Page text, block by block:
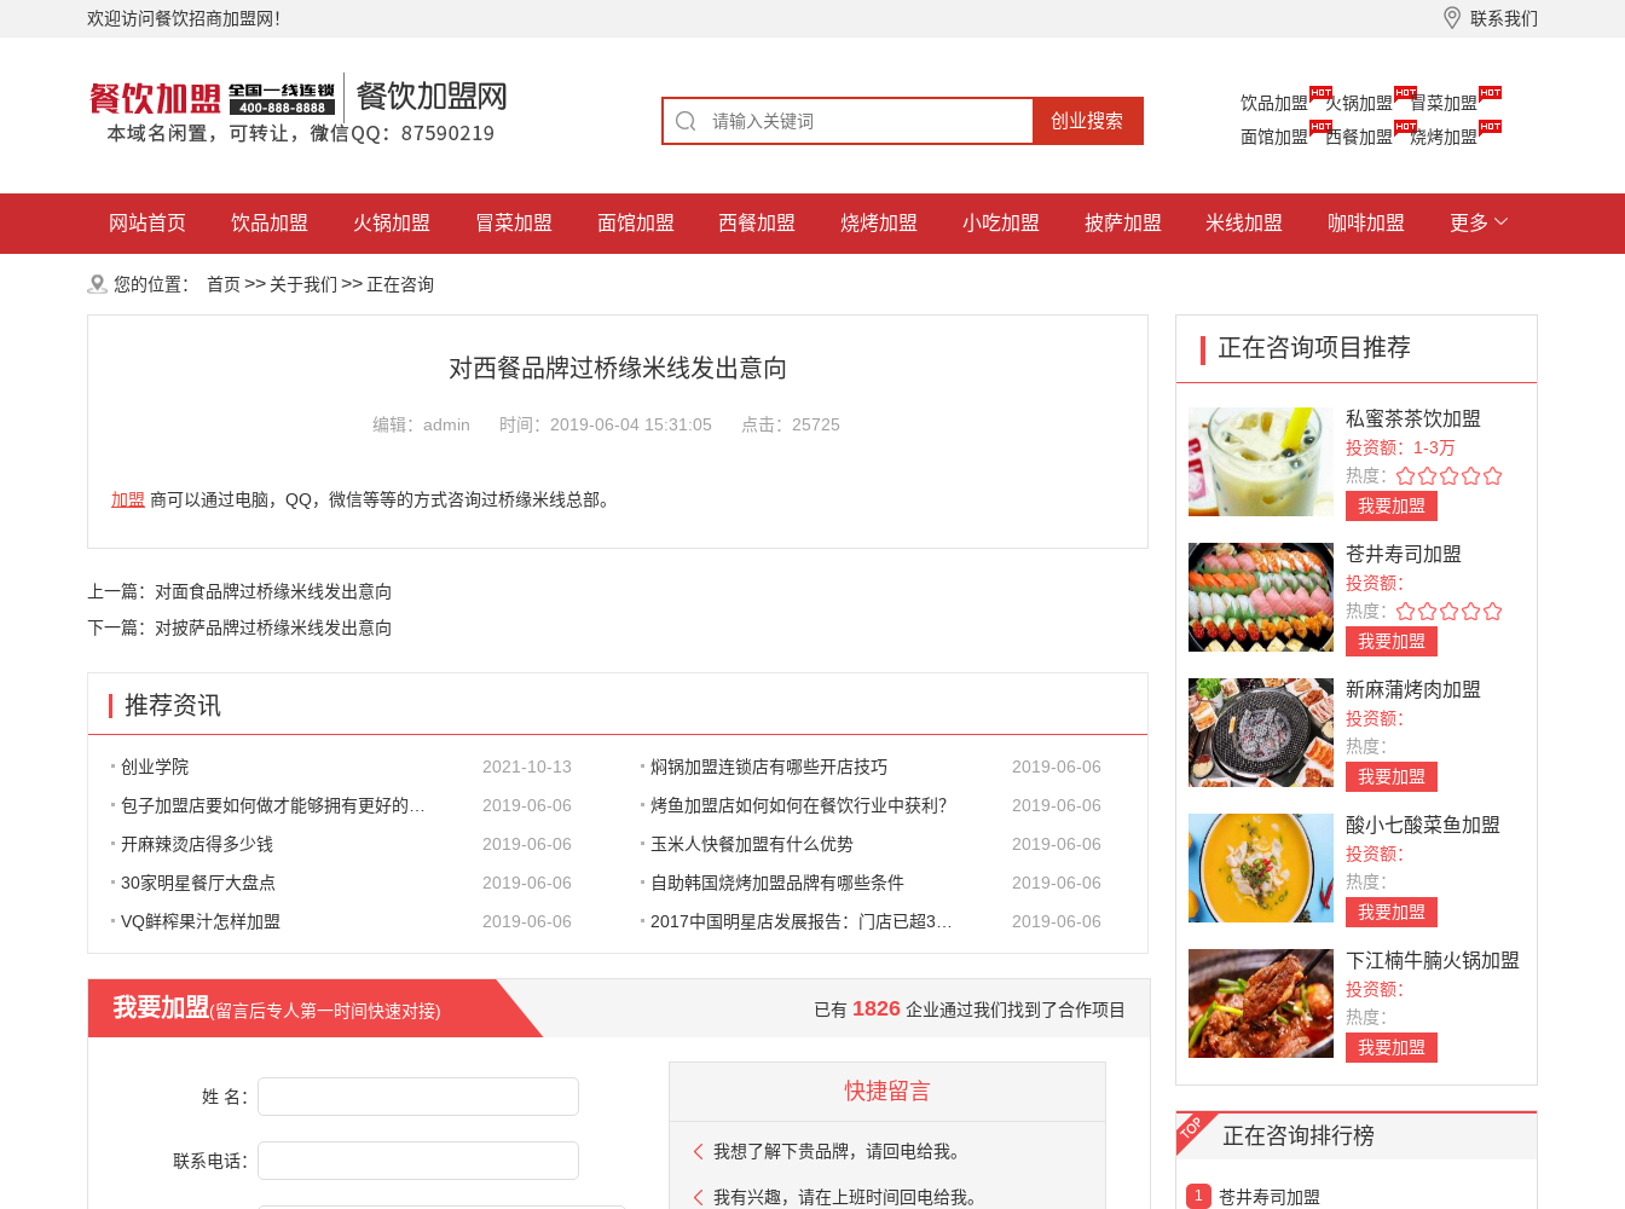
欢迎访问餐饮招商加盟网！ 联系我们
饮品加盟 火锅加盟
冒菜加盟
面馆加盟
西餐加盟 烧烤加盟
网站首页 饮品加盟 火锅加盟 冒菜加盟 面馆加盟 西餐加盟 烧烤加盟 小吃加盟 披萨加盟 米线加盟 咖啡加盟 更多
您的位置： 首页 >> 关于我们 >> 正在咨询
对西餐品牌过桥缘米线发出意向
编辑：admin 时间：2019-06-04 15:31:05 点击：25725
加盟 商可以通过电脑，QQ，微信等等的方式咨询过桥缘米线总部。
上一篇： 对面食品牌过桥缘米线发出意向
下一篇： 对披萨品牌过桥缘米线发出意向
推荐资讯
创业学院 2021-10-13 焖锅加盟连锁店有哪些开店技巧
2019-06-06
包子加盟店要如何做才能够拥有更好的生意呢?
2019-06-06 烤鱼加盟店如何如何在餐饮行业中获利？
2019-06-06
开麻辣烫店得多少钱
2019-06-06 玉米人快餐加盟有什么优势
2019-06-06
30家明星餐厅大盘点
2019-06-06 自助韩国烧烤加盟品牌有哪些条件
2019-06-06
VQ鲜榨果汁怎样加盟
2019-06-06 2017中国明星店发展报告：门店已超300家 首选餐饮 2019-06-06
我要加盟(留言后专人第一时间快速对接) 已有 1826 企业通过我们找到了合作项目
姓 名：
联系电话：
快捷留言
我想了解下贵品牌，请回电给我。
我有兴趣，请在上班时间回电给我。
正在咨询项目推荐
私蜜茶茶饮加盟
投资额：1-3万
热度：
我要加盟
苍井寿司加盟
投资额：
热度：
我要加盟
新麻蒲烤肉加盟
投资额：
热度：
我要加盟
酸小七酸菜鱼加盟
投资额：
热度：
我要加盟
下江楠牛腩火锅加盟
投资额：
热度：
我要加盟
正在咨询排行榜
1 苍井寿司加盟